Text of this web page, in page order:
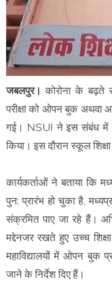
जबलपुर। कोरोना के बढ़ते
परीक्षा को ओपन बुक अथवा
गई। NSUI ने इस संबंध में
किया। इस दौरान स्कूल
कार्यकर्ताओं ने बताया कि
पुन: प्रारंभ हो चुका है,
संक्रमित पाए जा रहे हैं।
मद्देनजर रखते हुए उच्च
महाविद्यालयों में ओपन बुक
जाने के निर्देश दिए हैं।